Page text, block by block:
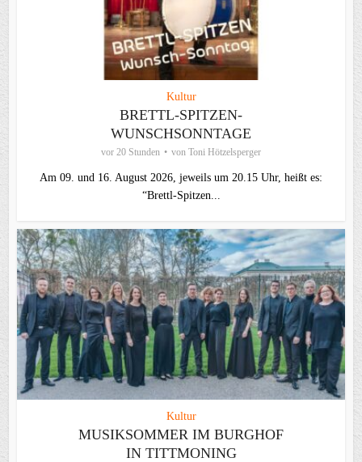
Kultur
BRETTL-SPITZEN-
WUNSCHSONNTAGE
vor 20 Stunden von Toni Hötzelsperger
Am 09. und 16. August 2026, jeweils um 20.15 Uhr, heißt es:
“Brettl-Spitzen...
Kultur
MUSIKSOMMER IM BURGHOF
IN TITTMONING